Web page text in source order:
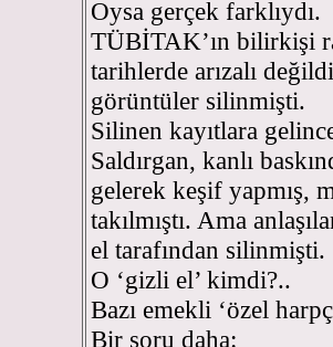
Oysa gerçek farklıydı.
TÜBİTAK’ın bilirkişi
tarihlerde arızalı
görüntüler silinmişti.
Silinen kayıtlara
Saldırgan, kanlı
gelerek keşif yapmış,
takılmıştı. Ama
el tarafından silinmişti.
O ‘gizli el’ kimdi?..
Bazı emekli ‘özel
Bir soru daha: